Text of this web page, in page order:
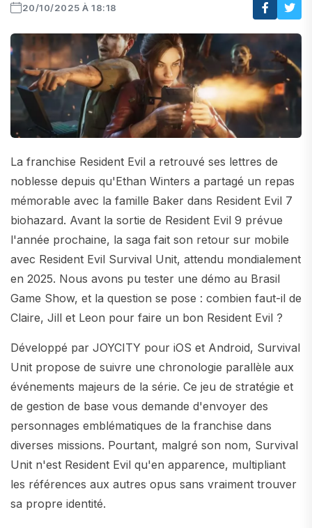
20/10/2025 À 18:18
La franchise Resident Evil a retrouvé ses lettres de
noblesse depuis qu'Ethan Winters a partagé un repas
mémorable avec la famille Baker dans Resident Evil 7
biohazard. Avant la sortie de Resident Evil 9 prévue
l'année prochaine, la saga fait son retour sur mobile
avec Resident Evil Survival Unit, attendu mondialement
en 2025. Nous avons pu tester une démo au Brasil
Game Show, et la question se pose : combien faut-il de
Claire, Jill et Leon pour faire un bon Resident Evil ?
Développé par JOYCITY pour iOS et Android, Survival
Unit propose de suivre une chronologie parallèle aux
événements majeurs de la série. Ce jeu de stratégie et
de gestion de base vous demande d'envoyer des
personnages emblématiques de la franchise dans
diverses missions. Pourtant, malgré son nom, Survival
Unit n'est Resident Evil qu'en apparence, multipliant
les références aux autres opus sans vraiment trouver
sa propre identité.